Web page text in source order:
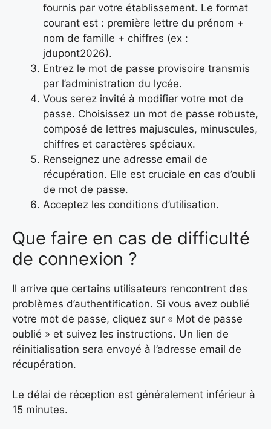
fournis par votre établissement. Le format
courant est : première lettre du prénom +
nom de famille + chiffres (ex :
jdupont2026).
Entrez le mot de passe provisoire transmis
par l’administration du lycée.
Vous serez invité à modifier votre mot de
passe. Choisissez un mot de passe robuste,
composé de lettres majuscules, minuscules,
chiffres et caractères spéciaux.
Renseignez une adresse email de
récupération. Elle est cruciale en cas d’oubli
de mot de passe.
Acceptez les conditions d’utilisation.
Que faire en cas de difficulté
de connexion ?
Il arrive que certains utilisateurs rencontrent des
problèmes d’authentification. Si vous avez oublié
votre mot de passe, cliquez sur « Mot de passe
oublié » et suivez les instructions. Un lien de
réinitialisation sera envoyé à l’adresse email de
récupération.
Le délai de réception est généralement inférieur à
15 minutes.